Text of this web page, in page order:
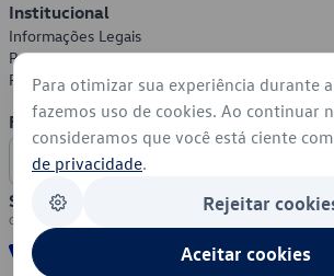
Institucional
Informações Legais
Política de Privacidade
Política de Cookies
Formas de Pagamento
Segurança
Para otimizar sua experiência durante
fazemos uso de cookies. Ao continuar
consideramos que você está ciente
de privacidade.
Rejeitar
Aceitar cookies